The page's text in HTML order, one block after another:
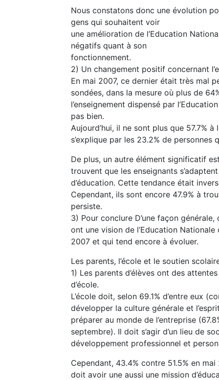
Nous constatons donc une évolution
gens qui souhaitent voir
une amélioration de l’Education
négatifs quant à son
fonctionnement.
2) Un changement positif concernant
En mai 2007, ce dernier était très mal
sondées, dans la mesure où plus de
l’enseignement dispensé par
pas bien.
Aujourd’hui, il ne sont plus que 57.7%
s’explique par les 23.2% de personnes
De plus, un autre élément significatif
trouvent que les enseignants
d’éducation. Cette tendance était
Cependant, ils sont encore 47.9% à
persiste.
3) Pour conclure D’une façon
ont une vision de l’Education Nationale
2007 et qui tend encore à évoluer.
Les parents, l’école et le soutien
1) Les parents d’élèves ont des
d’école.
L’école doit, selon 69.1% d’entre eux
développer la culture générale et
préparer au monde de l’entreprise
septembre). Il doit s’agir d’un lieu de
développement professionnel et
Cependant, 43.4% contre 51.5% en
doit avoir une aussi une mission